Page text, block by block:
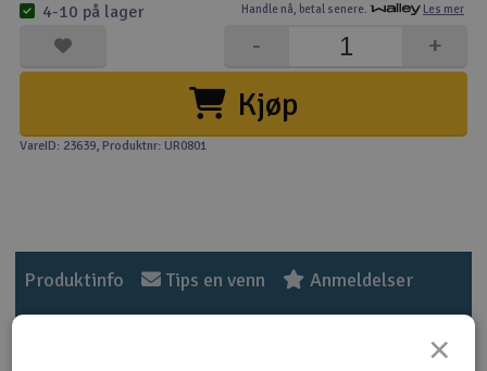
Kamerautstyr
Modellbygging, LEGO & byggesett
Modelljernbane
Outlet
Radioutstyr
Handle nå, betal senere. Les mer
Kjøp
+
-
4-10 på lager
VareID: 23639, Produktnr: UR0801
Produktinfo Tips en venn Anmeldelser
×